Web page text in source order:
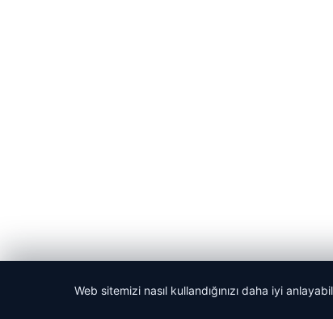
Web sitemizi nasıl kullandığınızı daha iyi